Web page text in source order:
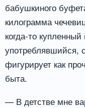
бабушкиного
килограмма
когда-то
употреблявшийся,
фигурирует как
быта.
— В детстве мне